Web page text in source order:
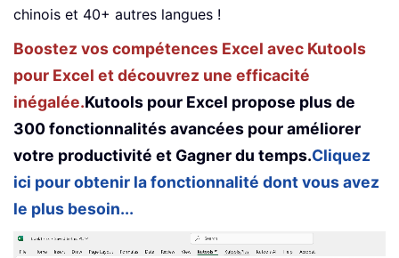
chinois et 40+ autres langues !
Boostez vos compétences Excel avec Kutools
pour Excel et découvrez une efficacité
inégalée.Kutools pour Excel propose plus de
300 fonctionnalités avancées pour améliorer
votre productivité et Gagner du temps.Cliquez
ici pour obtenir la fonctionnalité dont vous avez
le plus besoin...